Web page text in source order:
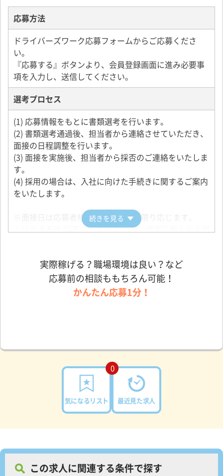
未経験でも万全な体制でサポートし、先輩乗務員から
の指導も万全です。
色々なお客様とのコミュニケーションを通して自分も
大きく成長できるタクシー乗務員の仕事は大変やりが
いのある仕事です。
是非あなたからの応募をお待ちしています。
応募方法
ドライバーズワーク応募フォームからご応募くださ
い。
『応募する』ボタンより、会員登録画面に進み必要事
項を入力し、送信してください。
選考プロセス
(1) 応募情報をもとに書類選考を行います。
(2) 書類選考通過後、担当者から連絡させていただき、
面接の日程調整を行います。
(3) 面接を実施後、担当者から採否のご連絡をいたしま
す。
(4) 採用の場合は、入社に向けた手続きに関するご案内
をいたします。
※面接日は応募者様の希望にできる限り応じます。
※採用選考時(採否のご連絡より前)に健康診断を行う場
続きを見る
実際稼げる？職場環境は良い？など
応募前の相談ももちろん可能！
かんたん応募1分！
0
気になるリスト 最近見た求人
この求人に関連する条件で探す